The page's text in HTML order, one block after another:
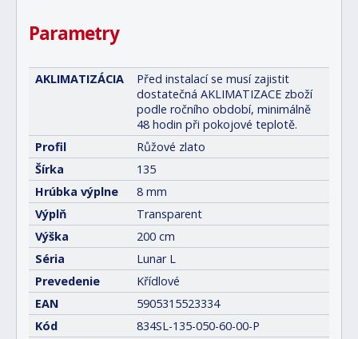
Parametry
AKLIMATIZÁCIA
Před instalací se musí zajistit
dostatečná AKLIMATIZACE zboží
podle ročního období, minimálně
48 hodin při pokojové teplotě.
Profil
Růžové zlato
Šírka
135
Hrúbka výplne
8 mm
Výplň
Transparent
Výška
200 cm
Séria
Lunar L
Prevedenie
Křídlové
EAN
5905315523334
Kód
834SL-135-050-60-00-P